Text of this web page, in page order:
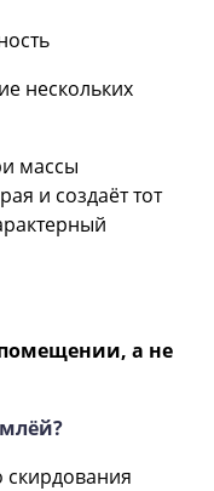
нескольких
массы
и создаёт тот
а не